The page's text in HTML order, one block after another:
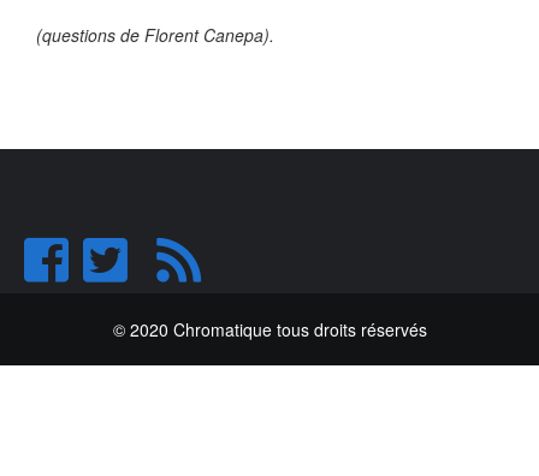
(questions de Florent Canepa).
© 2020 Chromatique tous droits réservés